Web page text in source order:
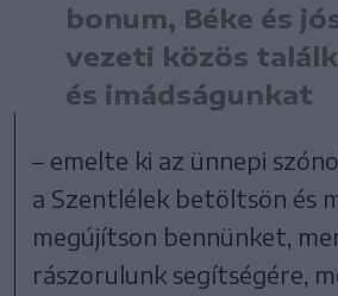
bonum, Béke és
vezeti közös
és imádságunkat
– emelte ki az ünnepi
a Szentlélek betöltsön és
megújítson bennünket,
rászorulunk segítségére,